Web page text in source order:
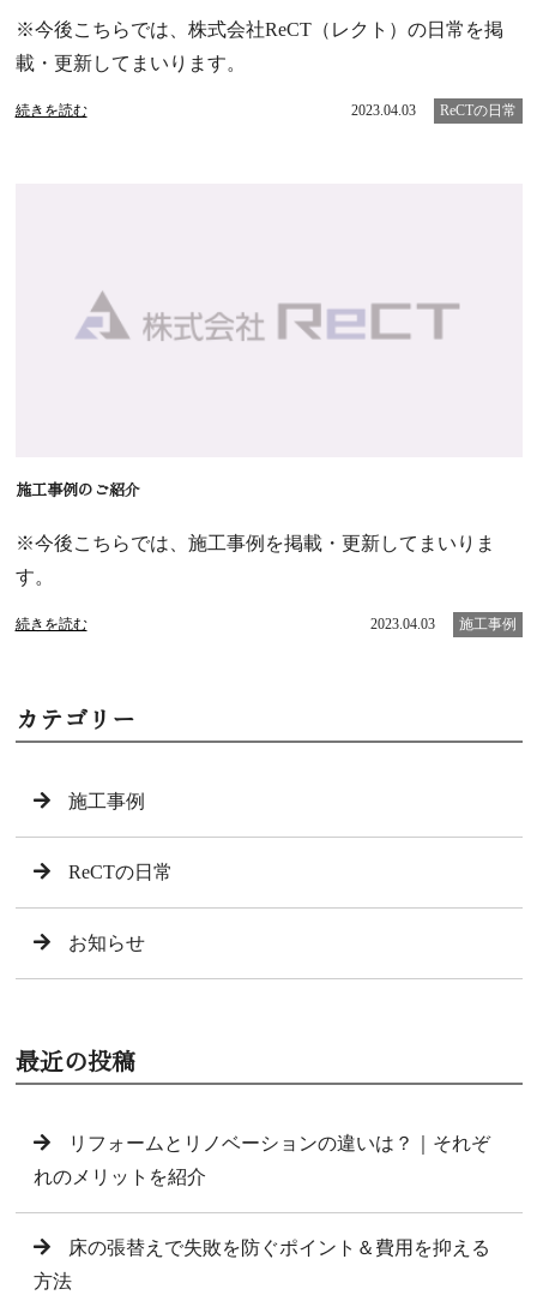
※今後こちらでは、株式会社ReCT（レクト）の日常を掲
載・更新してまいります。
続きを読む 2023.04.03 ReCTの日常
施工事例のご紹介
※今後こちらでは、施工事例を掲載・更新してまいりま
す。
続きを読む 2023.04.03 施工事例
カテゴリー
施工事例
ReCTの日常
お知らせ
最近の投稿
リフォームとリノベーションの違いは？｜それぞ
れのメリットを紹介
床の張替えで失敗を防ぐポイント＆費用を抑える
方法